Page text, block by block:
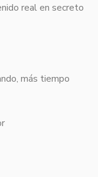
real en secreto
más tiempo